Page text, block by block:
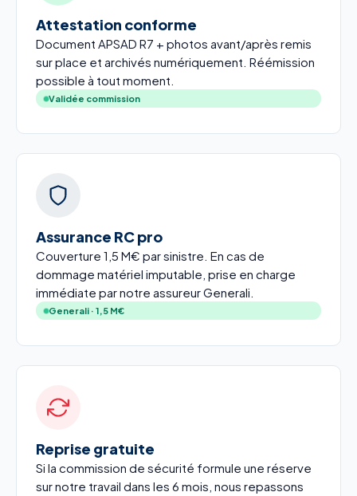
Attestation conforme
Document APSAD R7 + photos avant/après remis
sur place et archivés numériquement. Réémission
possible à tout moment.
Validée commission
Assurance RC pro
Couverture 1,5 M€ par sinistre. En cas de
dommage matériel imputable, prise en charge
immédiate par notre assureur Generali.
Generali · 1,5 M€
Reprise gratuite
Si la commission de sécurité formule une réserve
sur notre travail dans les 6 mois, nous repassons